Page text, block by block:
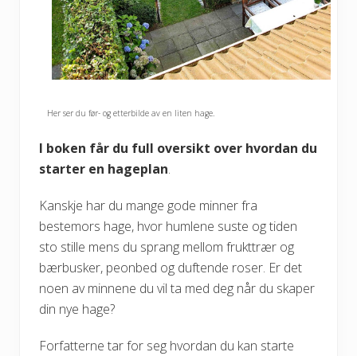
Her ser du før- og etterbilde av en liten hage.
I boken får du full oversikt over hvordan du
starter en hageplan.
Kanskje har du mange gode minner fra
bestemors hage, hvor humlene suste og tiden
sto stille mens du sprang mellom frukttrær og
bærbusker, peonbed og duftende roser. Er det
noen av minnene du vil ta med deg når du skaper
din nye hage?
Forfatterne tar for seg hvordan du kan starte